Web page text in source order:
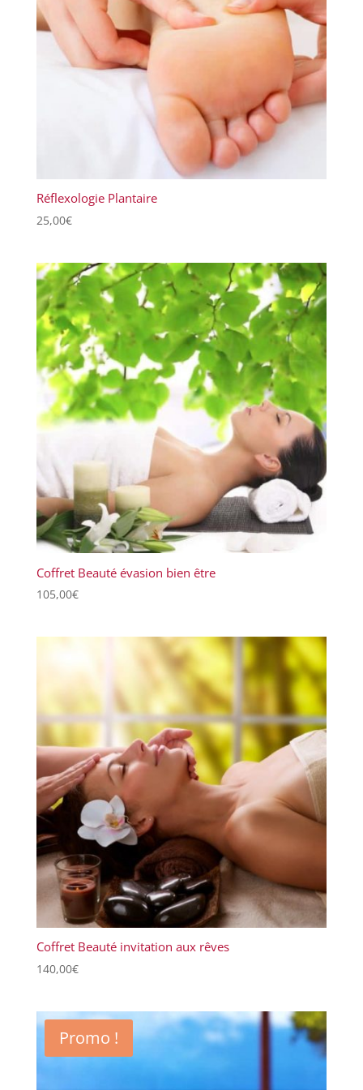
Réflexologie Plantaire
25,00€
Coffret Beauté évasion bien être
105,00€
Coffret Beauté invitation aux rêves
140,00€
Promo !